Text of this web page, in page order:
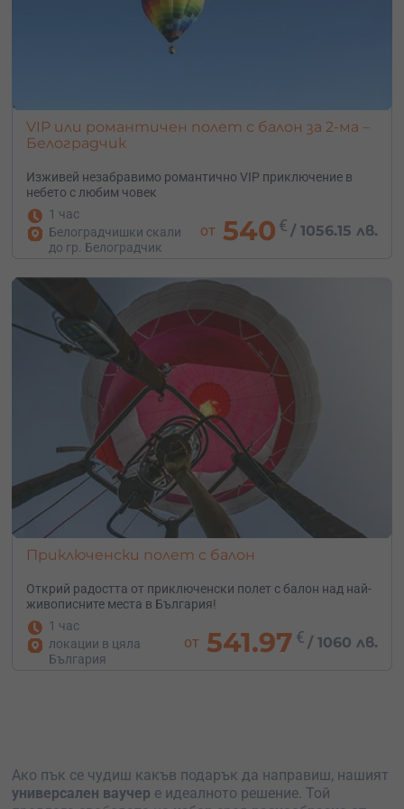
VIP или романтичен полет с балон за 2-ма –
Белоградчик
Изживей незабравимо романтично VIP приключение в
небето с любим човек
1 час
Белоградчишки скали
до гр. Белоградчик
от 540 € /1056.15 лв.
Приключенски полет с балон
Открий радостта от приключенски полет с балон над най-
живописните места в България!
1 час
локации в цяла
България
от 541.97 € /1060 лв.
Ако пък се чудиш какъв подарък да направиш, нашият
универсален ваучер е идеалното решение. Той